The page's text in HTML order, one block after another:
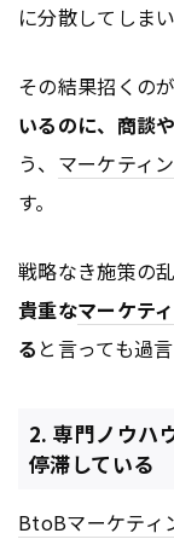
に分散してしまい
その結果招くの
いるのに、商談
う、 マーケティ
す。
戦略なき施策の
貴重なマーケテ
る と言っても過
2. 専門ノウハ
停滞している
BtoBマーケティ